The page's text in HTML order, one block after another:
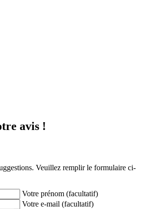
avis !
Veuillez remplir le formulaire ci-
Votre prénom (facultatif)
Votre e-mail (facultatif)